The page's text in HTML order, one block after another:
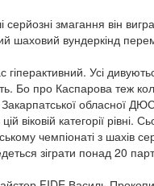
серйозні змагання він
шаховий вундеркінд
гіперактивний. Усі
Бо про Каспарова теж
Закарпатської обласної
віковій категорії
чемпіонаті з шахів
зіграти понад 20